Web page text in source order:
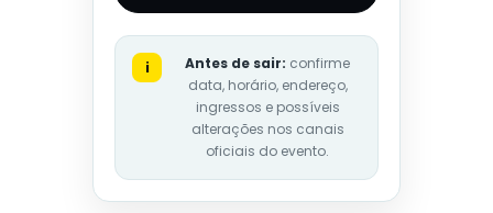
i Antes de sair: confirme
data, horário, endereço,
ingressos e possíveis
alterações nos canais
oficiais do evento.